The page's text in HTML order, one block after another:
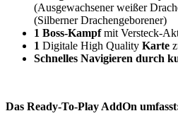
(Ausgewachsener weißer
(Silberner Drachengeborener)
1 Boss-Kampfmit Versteck-
1 Digitale High Quality Karte
Schnelles Navigieren durch
Das Ready-To-Play AddOn